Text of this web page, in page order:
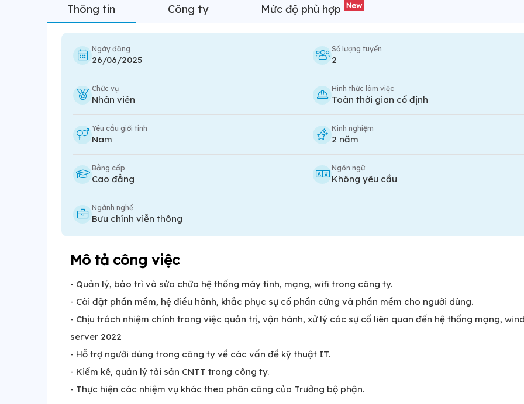
Thông tin Công ty Mức độ phù hợp New
Ngày đăng
26/06/2025
Số lượng tuyển
2
Chức vụ
Nhân viên
Hình thức làm việc
Toàn thời gian cố định
Yêu cầu giới tính
Nam
Kinh nghiệm
2 năm
Bằng cấp
Cao đẳng
Ngôn ngữ
Không yêu cầu
Ngành nghề
Bưu chính viễn thông
Mô tả công việc
- Quản lý, bảo trì và sửa chữa hệ thống máy tính, mạng, wifi trong công ty.
- Cài đặt phần mềm, hệ điều hành, khắc phục sự cố phần cứng và phần mềm cho người dùng.
- Chịu trách nhiệm chính trong việc quản trị, vận hành, xử lý các sự cố liên quan đến hệ thống mạng,
server 2022
- Hỗ trợ người dùng trong công ty về các vấn đề kỹ thuật IT.
- Kiểm kê, quản lý tài sản CNTT trong công ty.
- Thực hiện các nhiệm vụ khác theo phân công của Trưởng bộ phận.